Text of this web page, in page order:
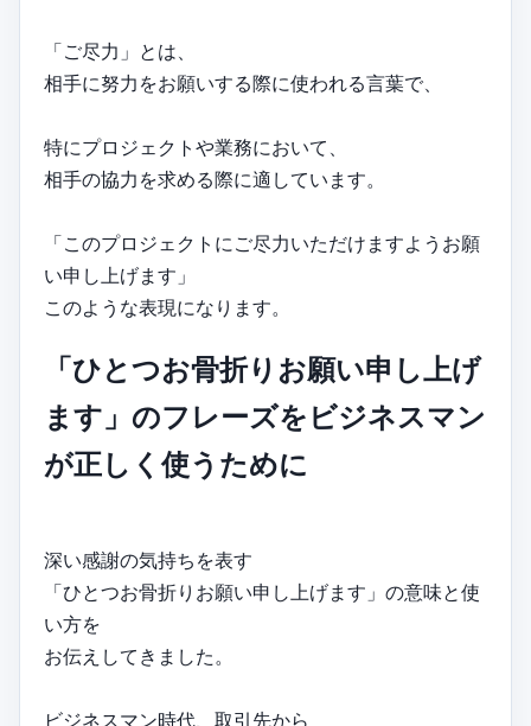
「ご尽力」とは、
相手に努力をお願いする際に使われる言葉で、
特にプロジェクトや業務において、
相手の協力を求める際に適しています。
「このプロジェクトにご尽力いただけますようお願
い申し上げます」
このような表現になります。
「ひとつお骨折りお願い申し上げ
ます」のフレーズをビジネスマン
が正しく使うために
深い感謝の気持ちを表す
「ひとつお骨折りお願い申し上げます」の意味と使
い方を
お伝えしてきました。
ビジネスマン時代、取引先から